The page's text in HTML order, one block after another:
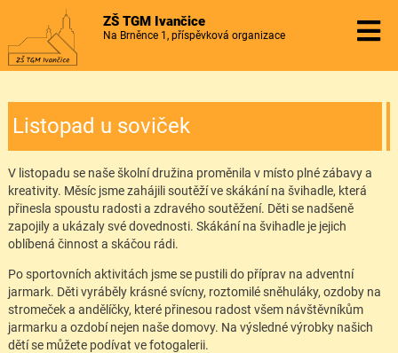
ZŠ TGM Ivančice
Na Brněnce 1, příspěvková organizace
Listopad u soviček
V listopadu se naše školní družina proměnila v místo plné zábavy a
kreativity. Měsíc jsme zahájili soutěží ve skákání na švihadle, která
přinesla spoustu radosti a zdravého soutěžení. Děti se nadšeně
zapojily a ukázaly své dovednosti. Skákání na švihadle je jejich
oblíbená činnost a skáčou rádi.
Po sportovních aktivitách jsme se pustili do příprav na adventní
jarmark. Děti vyráběly krásné svícny, roztomilé sněhuláky, ozdoby na
stromeček a andělíčky, které přinesou radost všem návštěvníkům
jarmarku a ozdobí nejen naše domovy. Na výsledné výrobky našich
dětí se můžete podívat ve fotogalerii.